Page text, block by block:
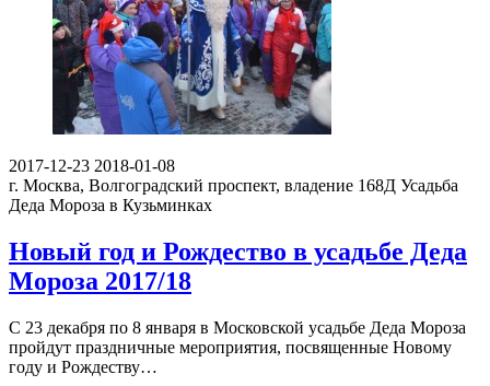
2017-12-23 2018-01-08
г. Москва, Волгоградский проспект, владение 168Д Усадьба
Деда Мороза в Кузьминках
Новый год и Рождество в усадьбе Деда
Мороза 2017/18
С 23 декабря по 8 января в Московской усадьбе Деда Мороза
пройдут праздничные мероприятия, посвященные Новому
году и Рождеству…